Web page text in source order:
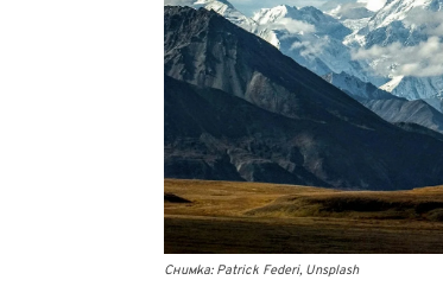
Снимка: Patrick Federi, Unsplash